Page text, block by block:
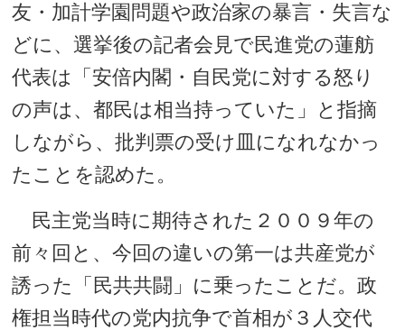
友・加計学園問題や政治家の暴言・失言な
どに、選挙後の記者会見で民進党の蓮舫
代表は「安倍内閣・自民党に対する怒り
の声は、都民は相当持っていた」と指摘
しながら、批判票の受け皿になれなかっ
たことを認めた。
民主党当時に期待された２００９年の
前々回と、今回の違いの第一は共産党が
誘った「民共共闘」に乗ったことだ。政
権担当時代の党内抗争で首相が３人交代